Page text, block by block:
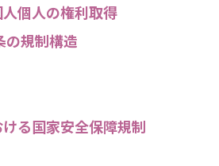
個人の権利取得
の規制構造
る国家安全保障規制